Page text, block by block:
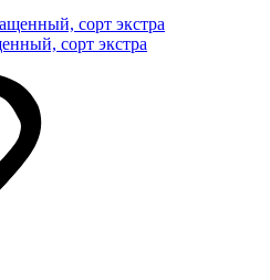
сорт экстра